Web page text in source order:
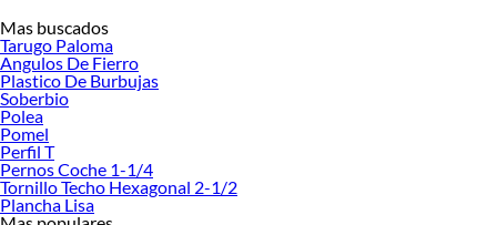
Loscierres perimetralesson sistemas para delimitar, proteger y dar privacidad a
terrenos, jardines, casas o negocios. Incluyen
soldadas
ocultamiento visual
Si buscas una solución práctica para cercar un espacio exterior, aquí
encontrarás opciones paraseguridad,
distintos materiales, alturas y niveles de resistencia a la intemperie.
Mas buscados
Tarugo Paloma
Angulos De Fierro
Plastico De Burbujas
Soberbio
Polea
Pomel
Perfil T
Pernos Coche 1-1/4
Tornillo Techo Hexagonal 2-1/2
Plancha Lisa